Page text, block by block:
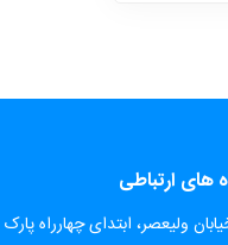
های ارتباطی
ولیعصر، ابتدای چهارراه